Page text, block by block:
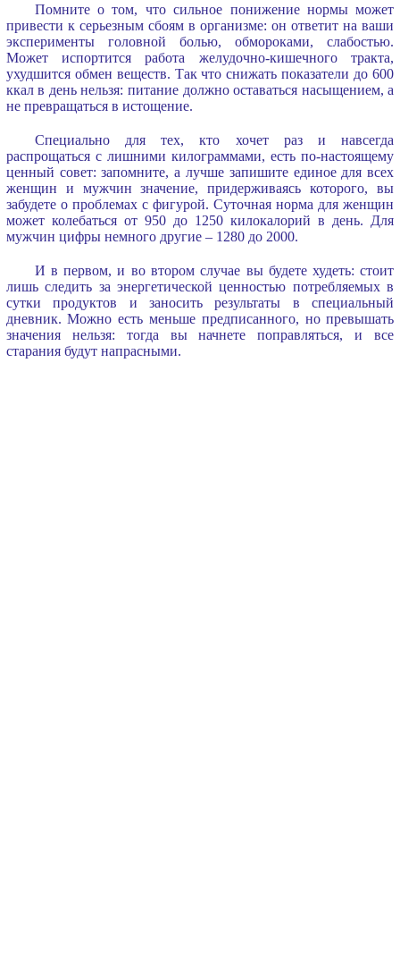
Помните о том, что сильное понижение нормы может
привести к серьезным сбоям в организме: он ответит на ваши
эксперименты головной болью, обмороками, слабостью.
Может испортится работа желудочно-кишечного тракта,
ухудшится обмен веществ. Так что снижать показатели до 600
ккал в день нельзя: питание должно оставаться насыщением, а
не превращаться в истощение.
Специально для тех, кто хочет раз и навсегда
распрощаться с лишними килограммами, есть по-настоящему
ценный совет: запомните, а лучше запишите единое для всех
женщин и мужчин значение, придерживаясь которого, вы
забудете о проблемах с фигурой. Суточная норма для женщин
может колебаться от 950 до 1250 килокалорий в день. Для
мужчин цифры немного другие – 1280 до 2000.
И в первом, и во втором случае вы будете худеть: стоит
лишь следить за энергетической ценностью потребляемых в
сутки продуктов и заносить результаты в специальный
дневник. Можно есть меньше предписанного, но превышать
значения нельзя: тогда вы начнете поправляться, и все
старания будут напрасными.